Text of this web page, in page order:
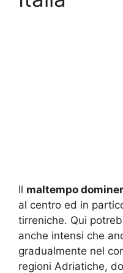
Il maltempo
al centro ed in
tirreniche. Qui
anche intensi che
gradualmente nel
regioni Adriatiche,